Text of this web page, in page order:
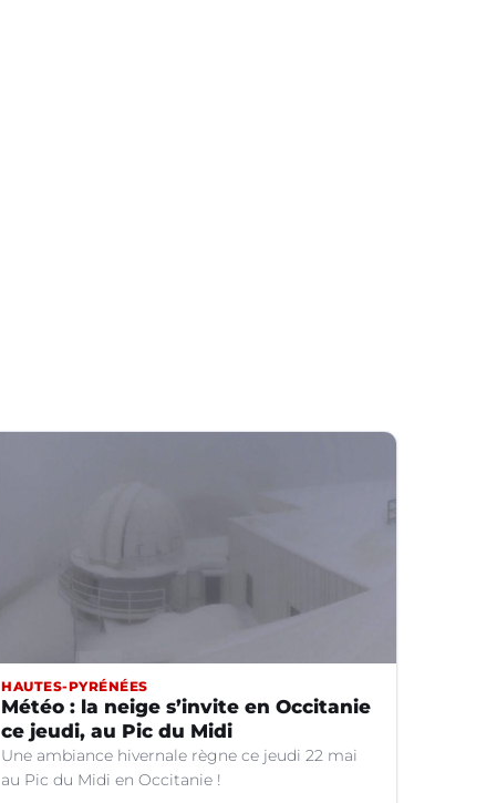
HAUTES-PYRÉNÉES
Météo : la neige s’invite en Occitanie
ce jeudi, au Pic du Midi
Une ambiance hivernale règne ce jeudi 22 mai
au Pic du Midi en Occitanie !